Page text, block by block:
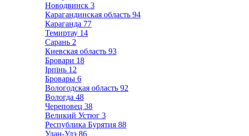
Новодвинск 3
Карагандинская область 94
Караганда 77
Темиртау 14
Сарань 2
Киевская область 93
Бровари 18
Ірпінь 12
Бровары 6
Вологодская область 92
Вологда 48
Череповец 38
Великий Устюг 3
Республика Бурятия 88
Улан-Удэ 86